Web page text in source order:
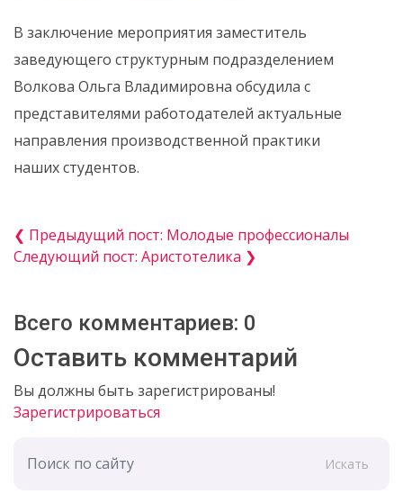
В заключение мероприятия заместитель
заведующего структурным подразделением
Волкова Ольга Владимировна обсудила с
представителями работодателей актуальные
направления производственной практики
наших студентов.
❮ Предыдущий пост: Молодые профессионалы
Следующий пост: Аристотелика ❯
Всего комментариев: 0
Оставить комментарий
Вы должны быть зарегистрированы!
Зарегистрироваться
Искать